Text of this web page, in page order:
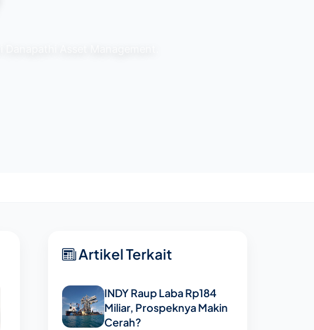
Artikel Terkait
INDY Raup Laba Rp184
Miliar, Prospeknya Makin
Cerah?